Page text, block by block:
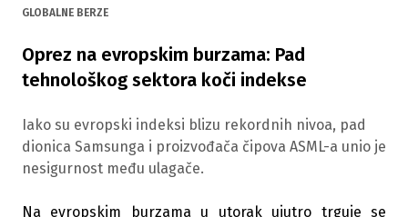
GLOBALNE BERZE
Oprez na evropskim burzama: Pad
tehnološkog sektora koči indekse
Iako su evropski indeksi blizu rekordnih nivoa, pad
dionica Samsunga i proizvođača čipova ASML-a unio je
nesigurnost među ulagače.
Na evropskim burzama u utorak ujutro trguje se